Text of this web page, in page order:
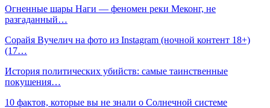
Огненные шары Наги — феномен реки Меконг, не
разгаданный…
Сорайя Вучелич на фото из Instagram (ночной контент 18+)
(17…
История политических убийств: самые таинственные
покушения…
10 фактов, которые вы не знали о Солнечной системе